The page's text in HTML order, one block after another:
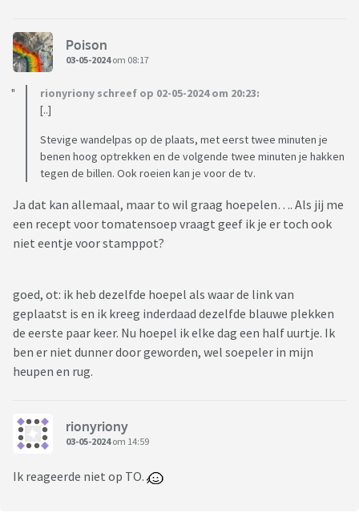
Poison
03-05-2024om 08:17
rionyriony schreef op 02-05-2024 om 20:23:
[..]
Stevige wandelpas op de plaats, met eerst twee minuten je
benen hoog optrekken en de volgende twee minuten je hakken
tegen de billen. Ook roeien kan je voor de tv.
Ja dat kan allemaal, maar to wil graag hoepelen…. Als jij me
een recept voor tomatensoep vraagt geef ik je er toch ook
niet eentje voor stamppot?
goed, ot: ik heb dezelfde hoepel als waar de link van
geplaatst is en ik kreeg inderdaad dezelfde blauwe plekken
de eerste paar keer. Nu hoepel ik elke dag een half uurtje. Ik
ben er niet dunner door geworden, wel soepeler in mijn
heupen en rug.
rionyriony
03-05-2024om 14:59
Ik reageerde niet op TO.